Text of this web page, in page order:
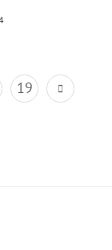
19